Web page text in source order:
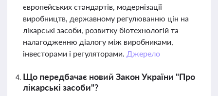
європейських стандартів, модернізації
виробництв, державному регулюванню цін на
лікарські засоби, розвитку біотехнологій та
налагодженню діалогу між виробниками,
інвесторами і регуляторами. Джерело
Що передбачає новий Закон України "Про
лікарські засоби"?